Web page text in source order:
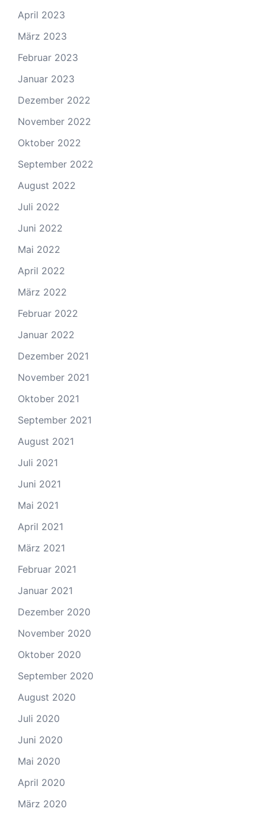
April 2023
März 2023
Februar 2023
Januar 2023
Dezember 2022
November 2022
Oktober 2022
September 2022
August 2022
Juli 2022
Juni 2022
Mai 2022
April 2022
März 2022
Februar 2022
Januar 2022
Dezember 2021
November 2021
Oktober 2021
September 2021
August 2021
Juli 2021
Juni 2021
Mai 2021
April 2021
März 2021
Februar 2021
Januar 2021
Dezember 2020
November 2020
Oktober 2020
September 2020
August 2020
Juli 2020
Juni 2020
Mai 2020
April 2020
März 2020